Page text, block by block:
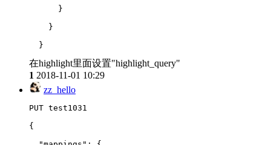
      }
    }
  }
在highlight里面设置"highlight_query"
1 2018-11-01 10:29
zz_hello
PUT test1031
{